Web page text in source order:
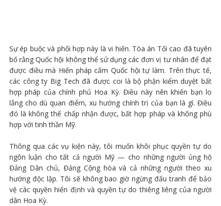
Sự ép buộc và phối hợp này là vi hiến. Tòa án Tối cao đã tuyên
bố rằng Quốc hội không thể sử dụng các đơn vị tư nhân để đạt
được điều mà Hiến pháp cấm Quốc hội tự làm. Trên thực tế,
các công ty Big Tech đã được coi là bộ phận kiểm duyệt bất
hợp pháp của chính phủ Hoa Kỳ. Điều này nên khiến bạn lo
lắng cho dù quan điểm, xu hướng chính trị của bạn là gì. Điều
đó là không thể chấp nhận được, bất hợp pháp và không phù
hợp với tinh thần Mỹ.
Thông qua các vụ kiện này, tôi muốn khôi phục quyền tự do
ngôn luận cho tất cả người Mỹ — cho những người ủng hộ
Đảng Dân chủ, Đảng Cộng hòa và cả những người theo xu
hướng độc lập. Tôi sẽ không bao giờ ngừng đấu tranh để bảo
vệ các quyền hiến định và quyền tự do thiêng liêng của người
dân Hoa Kỳ.